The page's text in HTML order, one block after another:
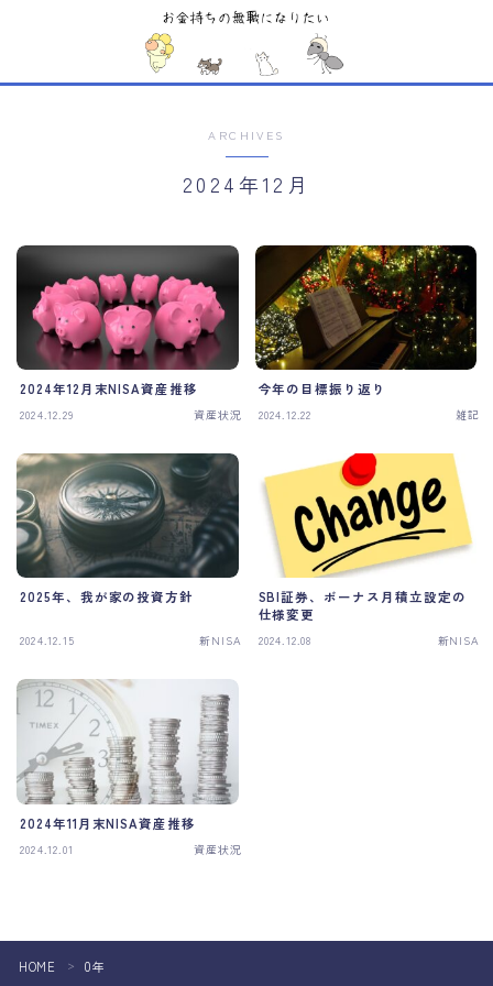
MENU
デモプリセット記事 #5
デモプリセット記事 #6
デモプリセット記事 #7
デモプリセット記事 #7
デモプリセット記事 #7
デモプリセット記事 #8
デモプリセット記事 #8
デモプリセット記事 Part07
プライバシーポリシー
利用規約／特定商取引法に基づく表記
有料記事の決済完了ページ
運営者情報
ARCHIVES
2024年12月
2024年12月末NISA資産推移
2024.12.29 資産状況
今年の目標振り返り
2024.12.22 雑記
2025年、我が家の投資方針
2024.12.15 新NISA
SBI証券、ボーナス月積立設定の
仕様変更
2024.12.08 新NISA
2024年11月末NISA資産推移
2024.12.01 資産状況
HOME ＞ 0年